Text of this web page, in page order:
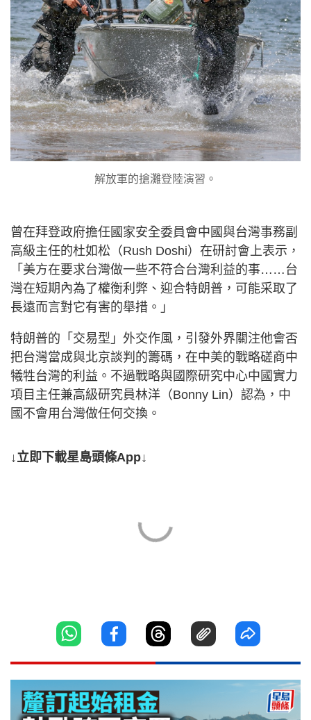
解放軍的搶灘登陸演習。
曾在拜登政府擔任國家安全委員會中國與台灣事務副
高級主任的杜如松（Rush Doshi）在研討會上表示，
「美方在要求台灣做一些不符合台灣利益的事……台
灣在短期內為了權衡利弊、迎合特朗普，可能采取了
長遠而言對它有害的舉措。」
特朗普的「交易型」外交作風，引發外界關注他會否
把台灣當成與北京談判的籌碼，在中美的戰略磋商中
犧牲台灣的利益。不過戰略與國際研究中心中國實力
項目主任兼高級研究員林洋（Bonny Lin）認為，中
國不會用台灣做任何交換。
↓立即下載星島頭條App↓